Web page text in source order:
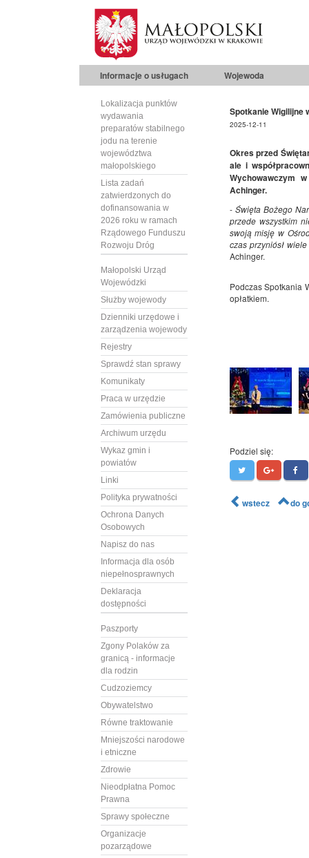
Informacje o usługach Wojewoda
Lokalizacja punktów
wydawania
preparatów stabilnego
jodu na terenie
województwa
małopolskiego
Lista zadań
zatwierdzonych do
dofinansowania w
2026 roku w ramach
Rządowego Funduszu
Rozwoju Dróg
Małopolski Urząd
Wojewódzki
Służby wojewody
Dzienniki urzędowe i
zarządzenia wojewody
Rejestry
Sprawdź stan sprawy
Komunikaty
Praca w urzędzie
Zamówienia publiczne
Archiwum urzędu
Wykaz gmin i
powiatów
Linki
Polityka prywatności
Ochrona Danych
Osobowych
Napisz do nas
Informacja dla osób
niepełnosprawnych
Deklaracja
dostępności
Paszporty
Zgony Polaków za
granicą - informacje
dla rodzin
Cudzoziemcy
Obywatelstwo
Równe traktowanie
Mniejszości narodowe
i etniczne
Zdrowie
Nieodpłatna Pomoc
Prawna
Sprawy społeczne
Organizacje
pozarządowe
Spotkanie Wigilijne
2025-12-11
Okres przed
ale i
Wychowawczym
Achinger.
- Święta Bożego
przede wszystkim
swoją misję w
czas przyniósł
Achinger.
Podczas Spotkania
opłatkiem.
Podziel się:
wstecz do